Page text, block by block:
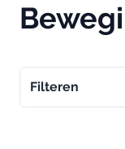
Filteren